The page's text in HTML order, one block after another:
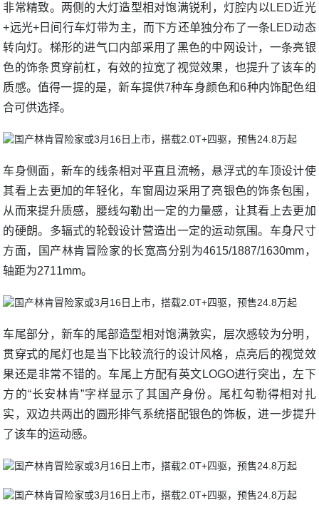
非常精致。两侧的大灯造型相对饱满锐利，灯腔内以LED近光
+远光+日间行车灯带为主，而下方还单独分布了一条LED动态
转向灯。梯形的进气口内部采用了黑色的中网设计，一条亮银
色的饰条贯穿前杠，有效的拉宽了视觉效果，也提升了该车的
质感。值得一提的是，新车提供7种车身颜色和6种内饰配色组
合可供选择。
车身侧面，新车的线条相对平直且流畅，悬浮式的车顶设计使
其看上去更加的年轻化，车窗周边采用了亮银色的饰条包围，
从而来提升质感，腰线勾勒出一定的力量感，让其看上去更加
的硬朗。多辐式的轮毂设计营造出一定的运动氛围。车身尺寸
方面，国产林肯冒险家的长宽高分别为4615/1887/1630mm，
轴距为2711mm。
车尾部分，新车的尾部造型相对饱满敦实，层次感较为分明，
贯穿式的尾灯也是当下比较流行的设计风格，点亮后的视觉效
果还是非常不错的。车尾上方配有英文LOGO进行突出，左下
方的“长安林肯”字样显示了其国产身份。尾杠勾勒得相对扎
实，双边共两出的圆形排气系统搭配银色的饰板，进一步提升
了该车的运动感。